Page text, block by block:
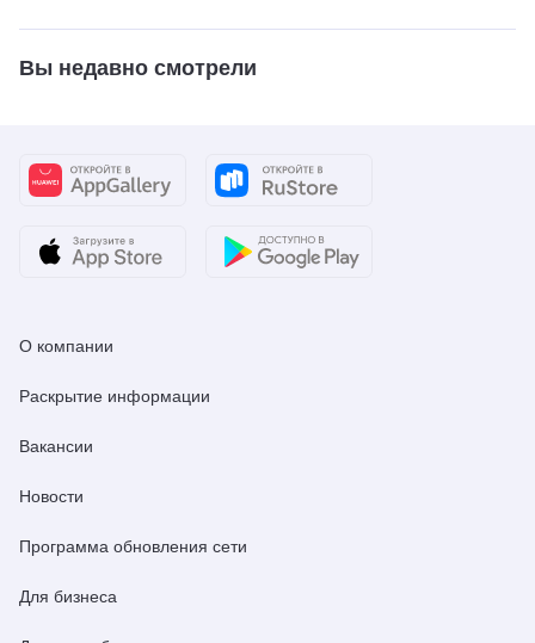
Вы недавно смотрели
О компании
Раскрытие информации
Вакансии
Новости
Программа обновления сети
Для бизнеса